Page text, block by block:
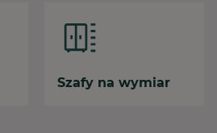
Szafy na wymiar